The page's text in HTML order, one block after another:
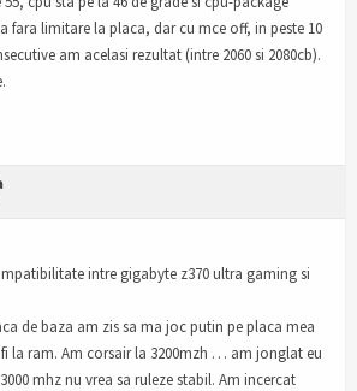
fara limitare la placa, dar cu mce off, in peste 10
am acelasi rezultat (intre 2060 si 2080cb).
intre gigabyte z370 ultra gaming si
de baza am zis sa ma joc putin pe placa mea
la ram. Am corsair la 3200mzh … am jonglat eu
mhz nu vrea sa ruleze stabil. Am incercat